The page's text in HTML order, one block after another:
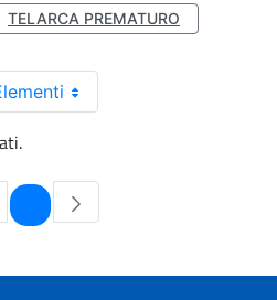
TELARCA PREMATURO
Pagina